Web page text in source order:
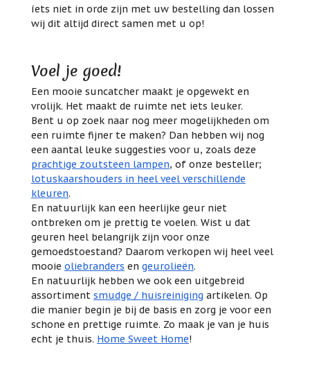
íets niet in orde zijn met uw bestelling dan lossen
wij dit altijd direct samen met u op!
Voel je goed!
Een mooie suncatcher maakt je opgewekt en
vrolijk. Het maakt de ruimte net iets leuker.
Bent u op zoek naar nog meer mogelijkheden om
een ruimte fijner te maken? Dan hebben wij nog
een aantal leuke suggesties voor u, zoals deze
prachtige zoutsteen lampen, of onze besteller;
lotuskaarshouders in heel veel verschillende
kleuren.
En natuurlijk kan een heerlijke geur niet
ontbreken om je prettig te voelen. Wist u dat
geuren heel belangrijk zijn voor onze
gemoedstoestand? Daarom verkopen wij heel veel
mooie oliebranders en geurolieën.
En natuurlijk hebben we ook een uitgebreid
assortiment smudge / huisreiniging artikelen. Op
die manier begin je bij de basis en zorg je voor een
schone en prettige ruimte. Zo maak je van je huis
echt je thuis. Home Sweet Home!